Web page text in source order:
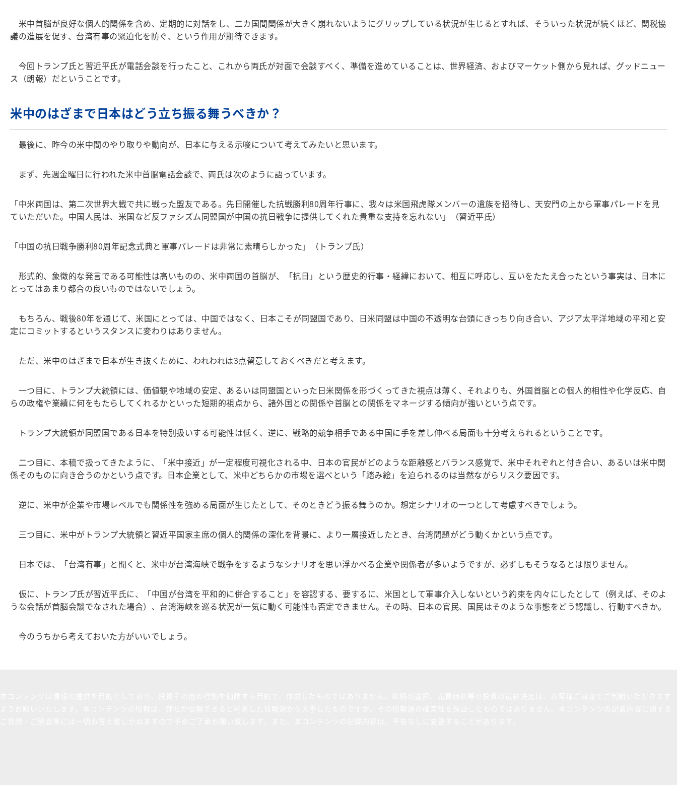
米中首脳が良好な個人的関係を含め、定期的に対話をし、二カ国間関係が大きく崩れないようにグリップしている状況が生じるとすれば、そういった状況が続くほど、関税協
議の進展を促す、台湾有事の緊迫化を防ぐ、という作用が期待できます。
今回トランプ氏と習近平氏が電話会談を行ったこと、これから両氏が対面で会談すべく、準備を進めていることは、世界経済、およびマーケット側から見れば、グッドニュー
ス（朗報）だということです。
米中のはざまで日本はどう立ち振る舞うべきか？
最後に、昨今の米中間のやり取りや動向が、日本に与える示唆について考えてみたいと思います。
まず、先週金曜日に行われた米中首脳電話会談で、両氏は次のように語っています。
「中米両国は、第二次世界大戦で共に戦った盟友である。先日開催した抗戦勝利80周年行事に、我々は米国飛虎隊メンバーの遺族を招待し、天安門の上から軍事パレードを見
ていただいた。中国人民は、米国など反ファシズム同盟国が中国の抗日戦争に提供してくれた貴重な支持を忘れない」（習近平氏）
「中国の抗日戦争勝利80周年記念式典と軍事パレードは非常に素晴らしかった」（トランプ氏）
形式的、象徴的な発言である可能性は高いものの、米中両国の首脳が、「抗日」という歴史的行事・経緯において、相互に呼応し、互いをたたえ合ったという事実は、日本に
とってはあまり都合の良いものではないでしょう。
もちろん、戦後80年を通じて、米国にとっては、中国ではなく、日本こそが同盟国であり、日米同盟は中国の不透明な台頭にきっちり向き合い、アジア太平洋地域の平和と安
定にコミットするというスタンスに変わりはありません。
ただ、米中のはざまで日本が生き抜くために、われわれは3点留意しておくべきだと考えます。
一つ目に、トランプ大統領には、価値観や地域の安定、あるいは同盟国といった日米関係を形づくってきた視点は薄く、それよりも、外国首脳との個人的相性や化学反応、自
らの政権や業績に何をもたらしてくれるかといった短期的視点から、諸外国との関係や首脳との関係をマネージする傾向が強いという点です。
トランプ大統領が同盟国である日本を特別扱いする可能性は低く、逆に、戦略的競争相手である中国に手を差し伸べる局面も十分考えられるということです。
二つ目に、本稿で扱ってきたように、「米中接近」が一定程度可視化される中、日本の官民がどのような距離感とバランス感覚で、米中それぞれと付き合い、あるいは米中関
係そのものに向き合うのかという点です。日本企業として、米中どちらかの市場を選べという「踏み絵」を迫られるのは当然ながらリスク要因です。
逆に、米中が企業や市場レベルでも関係性を強める局面が生じたとして、そのときどう振る舞うのか。想定シナリオの一つとして考慮すべきでしょう。
三つ目に、米中がトランプ大統領と習近平国家主席の個人的関係の深化を背景に、より一層接近したとき、台湾問題がどう動くかという点です。
日本では、「台湾有事」と聞くと、米中が台湾海峡で戦争をするようなシナリオを思い浮かべる企業や関係者が多いようですが、必ずしもそうなるとは限りません。
仮に、トランプ氏が習近平氏に、「中国が台湾を平和的に併合すること」を容認する、要するに、米国として軍事介入しないという約束を内々にしたとして（例えば、そのよ
うな会話が首脳会談でなされた場合）、台湾海峡を巡る状況が一気に動く可能性も否定できません。その時、日本の官民、国民はそのような事態をどう認識し、行動すべきか。
今のうちから考えておいた方がいいでしょう。